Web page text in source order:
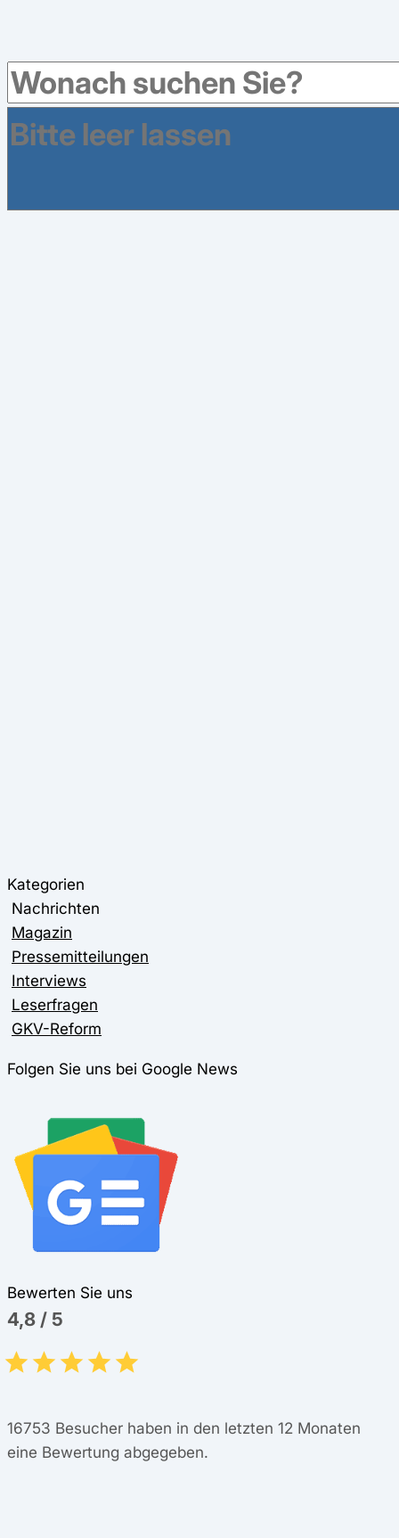
Kategorien
Nachrichten
Magazin
Pressemitteilungen
Interviews
Leserfragen
GKV-Reform
Folgen Sie uns bei Google News
Bewerten Sie uns
4,8 / 5
16753 Besucher haben in den letzten 12 Monaten
eine Bewertung abgegeben.